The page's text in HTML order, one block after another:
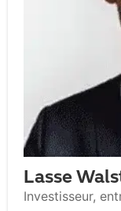
Lasse
Investisseur,